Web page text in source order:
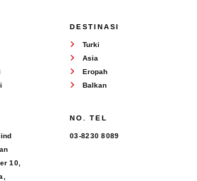
DESTINASI
Turki
Asia
Eropah
Balkan
10,
NO. TEL
03-8230 8089